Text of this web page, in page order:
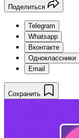
Поделиться
Telegram
Whatsapp
Вконтакте
Одноклассники
Email
Сохранить